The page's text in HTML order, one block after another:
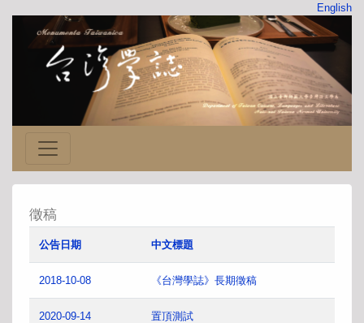
English
徵稿
公告日期 中文標題
2018-10-08 《台灣學誌》長期徵稿
2020-09-14 置頂測試